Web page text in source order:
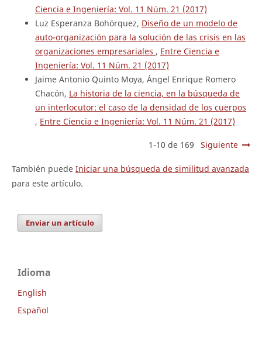
Ciencia e Ingeniería: Vol. 11 Núm. 21 (2017)
Luz Esperanza Bohórquez, Diseño de un modelo de
auto-organización para la solución de las crisis en las
organizaciones empresariales , Entre Ciencia e
Ingeniería: Vol. 11 Núm. 21 (2017)
Jaime Antonio Quinto Moya, Ángel Enrique Romero
Chacón, La historia de la ciencia, en la búsqueda de
un interlocutor: el caso de la densidad de los cuerpos
, Entre Ciencia e Ingeniería: Vol. 11 Núm. 21 (2017)
1-10 de 169 Siguiente
También puede Iniciar una búsqueda de similitud avanzada
para este artículo.
Enviar un artículo
Idioma
English
Español